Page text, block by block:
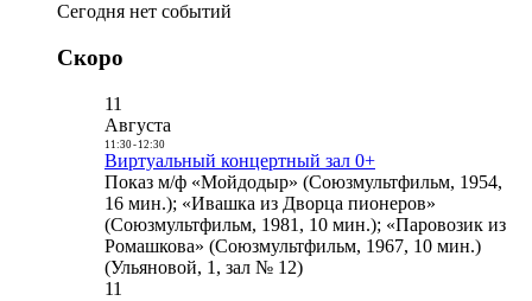
Сегодня нет событий
Скоро
11
Августа
11:30- 12:30
Виртуальный концертный зал 0+
Показ м/ф «Мойдодыр» (Союзмультфильм, 1954,
16 мин.); «Ивашка из Дворца пионеров»
(Союзмультфильм, 1981, 10 мин.); «Паровозик из
Ромашкова» (Союзмультфильм, 1967, 10 мин.)
(Ульяновой, 1, зал № 12)
11